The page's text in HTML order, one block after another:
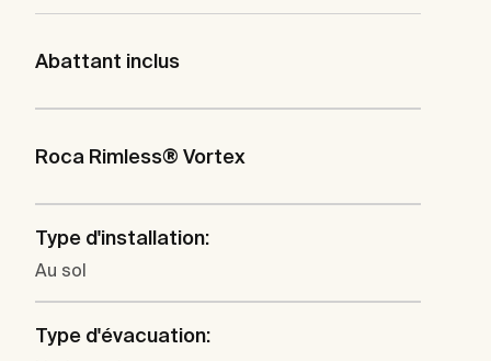
Abattant inclus
Roca Rimless® Vortex
Type d'installation:
Au sol
Type d'évacuation: